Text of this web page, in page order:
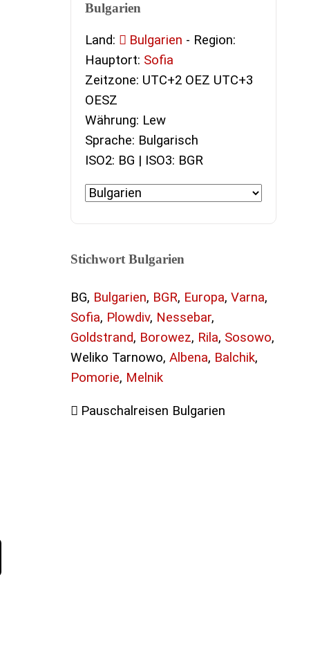
Bulgarien
Land: Bulgarien - Region:
Hauptort: Sofia
Zeitzone: UTC+2 OEZ UTC+3
OESZ
Währung: Lew
Sprache: Bulgarisch
ISO2: BG | ISO3: BGR
Stichwort Bulgarien
BG, Bulgarien, BGR, Europa, Varna,
Sofia, Plowdiv, Nessebar,
Goldstrand, Borowez, Rila, Sosowo,
Weliko Tarnowo, Albena, Balchik,
Pomorie, Melnik
Pauschalreisen Bulgarien